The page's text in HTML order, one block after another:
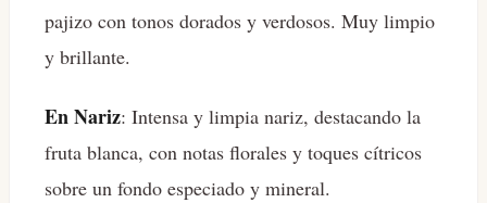
pajizo con tonos dorados y verdosos. Muy limpio
y brillante.
En Nariz: Intensa y limpia nariz, destacando la
fruta blanca, con notas florales y toques cítricos
sobre un fondo especiado y mineral.